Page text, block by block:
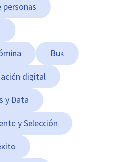
personas
Buk
digital
y Data
y Selección